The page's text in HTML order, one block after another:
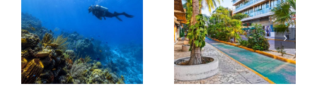
10 jours au Yucatán :
l’itinéraire idéal
pour un voyage
dépaysant !
Cénotes ouvert ou
rivière souterraine :
quelle excursion
choisir à Playa del
Carmen ?